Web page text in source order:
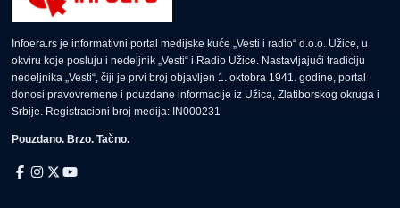
Infoera.rs je informativni portal medijske kuće „Vesti i radio“ d.o.o. Užice, u
okviru koje posluju i nedeljnik „Vesti“ i Radio Užice. Nastavljajući tradiciju
nedeljnika „Vesti“, čiji je prvi broj objavljen 1. oktobra 1941. godine, portal
donosi pravovremene i pouzdane informacije iz Užica, Zlatiborskog okruga i
Srbije. Registracioni broj medija: IN000231
Pouzdano. Brzo. Tačno.